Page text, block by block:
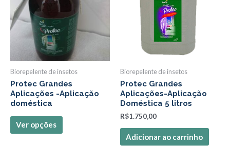
Biorepelente de insetos
Protec Grandes
Aplicações -Aplicação
doméstica
Ver opções
várias
variantes.
opções
podem
ser
escolhidas
página
Biorepelente de insetos
Protec Grandes
Aplicações-Aplicação
Doméstica 5 litros
R$1.750,00
Adicionar ao carrinho